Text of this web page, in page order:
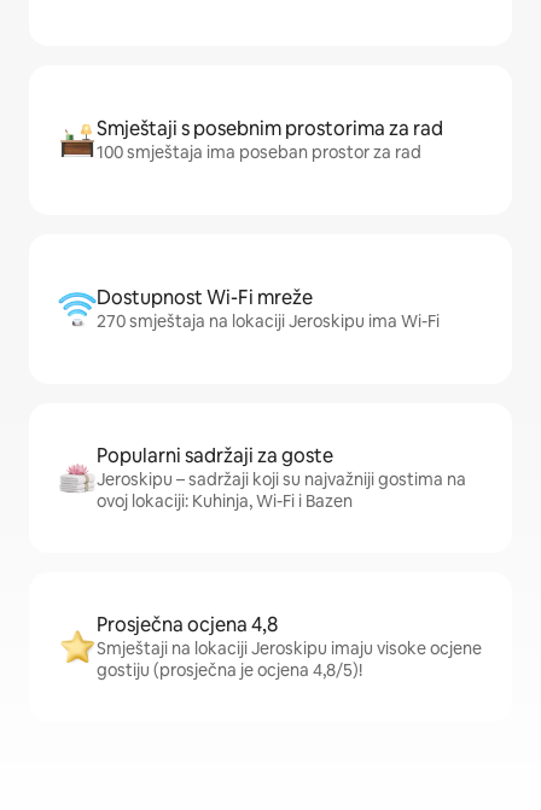
Smještaji s posebnim prostorima za rad
100 smještaja ima poseban prostor za rad
Dostupnost Wi-Fi mreže
270 smještaja na lokaciji Jeroskipu ima Wi-Fi
Popularni sadržaji za goste
Jeroskipu – sadržaji koji su najvažniji gostima na
ovoj lokaciji: Kuhinja, Wi-Fi i Bazen
Prosječna ocjena 4,8
Smještaji na lokaciji Jeroskipu imaju visoke ocjene
gostiju (prosječna je ocjena 4,8/5)!